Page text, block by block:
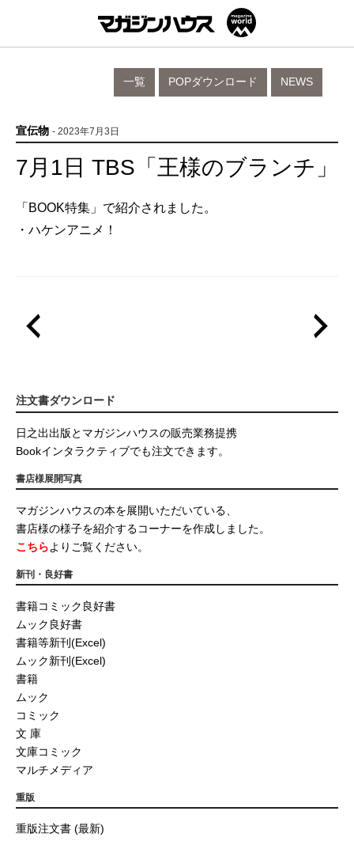
NEWS
POPダウンロード
一覧
宣伝物 - 2023年7月3日
7月1日 TBS「王様のブランチ」
「BOOK特集」で紹介されました。
・ハケンアニメ！
注文書ダウンロード
日之出出版とマガジンハウスの販売業務提携
Bookインタラクティブでも注文できます。
書店様展開写真
マガジンハウスの本を展開いただいている、
書店様の様子を紹介するコーナーを作成しました。
こちらよりご覧ください。
新刊・良好書
書籍コミック良好書
ムック良好書
書籍等新刊(Excel)
ムック新刊(Excel)
書籍
ムック
コミック
文 庫
文庫コミック
マルチメディア
重版
重版注文書 (最新)